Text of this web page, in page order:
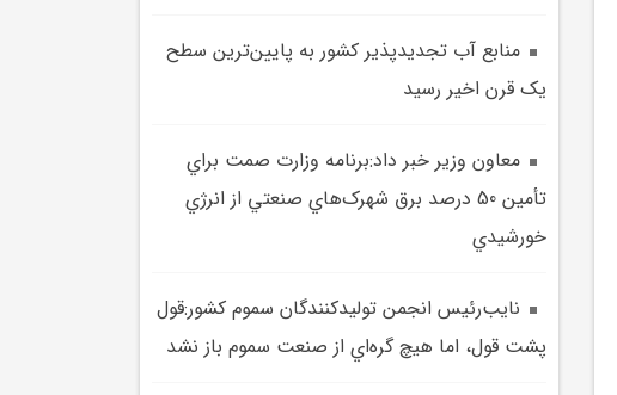
منابع آب تجديدپذير کشور به پايين‌ترين سطح
يک قرن اخير رسيد
معاون وزير خبر داد:برنامه وزارت صمت براي
تأمين 50 درصد برق شهرک‌هاي صنعتي از انرژي
خورشيدي
نايب‌رئيس انجمن توليدکنندگان سموم کشور:قول
پشت قول، اما هيچ گره‌اي از صنعت سموم باز نشد